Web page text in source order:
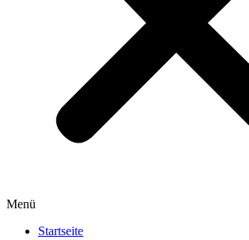
Menü
Startseite